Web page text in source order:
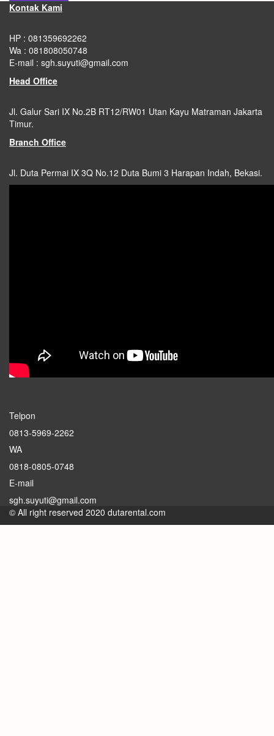
Kontak Kami
HP : 081359692262
Wa : 081808050748
E-mail : sgh.suyuti@gmail.com
Head Office
Jl. Galur Sari IX No.2B RT12/RW01 Utan Kayu Matraman Jakarta
Timur.
Branch Office
Jl. Duta Permai IX 3Q No.12 Duta Bumi 3 Harapan Indah, Bekasi.
Telpon
0813-5969-2262
WA
0818-0805-0748
E-mail
sgh.suyuti@gmail.com
© All right reserved 2020 dutarental.com